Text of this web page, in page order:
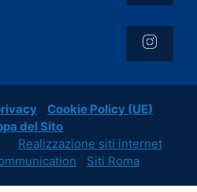
- Cookie Policy (UE) -
del Sito
- Realizzazione siti internet-
Siti Roma